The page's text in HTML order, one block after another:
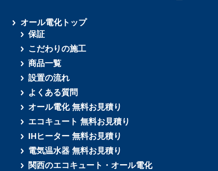
オール電化トップ
保証
こだわりの施工
商品一覧
設置の流れ
よくある質問
オール電化 無料お見積り
エコキュート 無料お見積り
IHヒーター 無料お見積り
電気温水器 無料お見積り
関西のエコキュート・オール電化